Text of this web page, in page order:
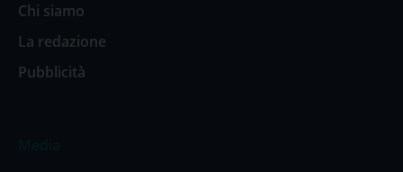
Chi siamo
La redazione
Pubblicità